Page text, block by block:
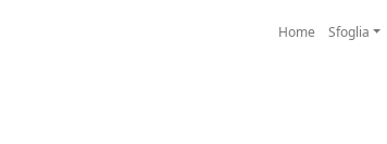
Home Sfoglia